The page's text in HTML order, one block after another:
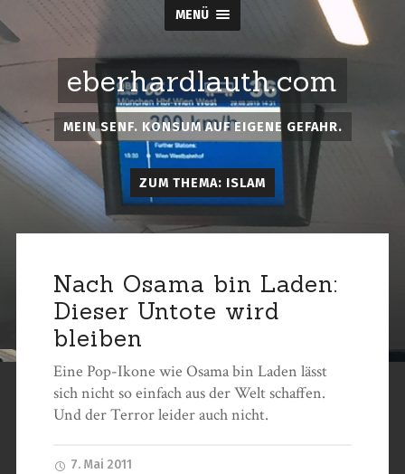
MENÜ
eberhardlauth.com
MEIN SENF. KONSUM AUF EIGENE GEFAHR.
ZUM THEMA: ISLAM
Nach Osama bin Laden:
Dieser Untote wird
bleiben
Eine Pop-Ikone wie Osama bin Laden lässt
sich nicht so einfach aus der Welt schaffen.
Und der Terror leider auch nicht.
7. Mai 2011